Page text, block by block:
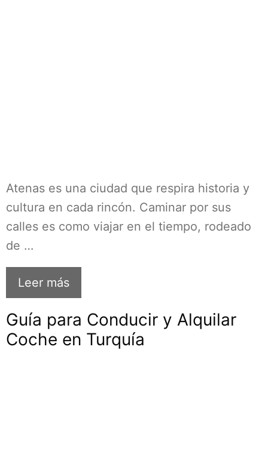
Atenas es una ciudad que respira historia y
cultura en cada rincón. Caminar por sus
calles es como viajar en el tiempo, rodeado
de …
Leer más
Guía para Conducir y Alquilar
Coche en Turquía